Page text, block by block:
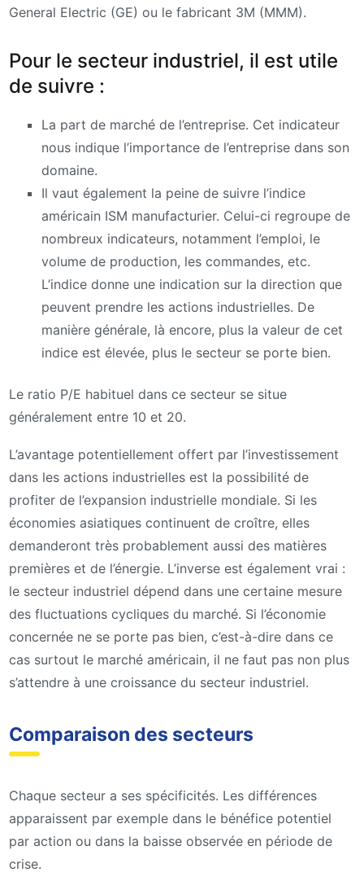
General Electric (GE) ou le fabricant 3M (MMM).
Pour le secteur industriel, il est utile
de suivre :
La part de marché de l’entreprise. Cet indicateur
nous indique l’importance de l’entreprise dans son
domaine.
Il vaut également la peine de suivre l’indice
américain ISM manufacturier. Celui-ci regroupe de
nombreux indicateurs, notamment l’emploi, le
volume de production, les commandes, etc.
L’indice donne une indication sur la direction que
peuvent prendre les actions industrielles. De
manière générale, là encore, plus la valeur de cet
indice est élevée, plus le secteur se porte bien.
Le ratio P/E habituel dans ce secteur se situe
généralement entre 10 et 20.
L’avantage potentiellement offert par l’investissement
dans les actions industrielles est la possibilité de
profiter de l’expansion industrielle mondiale. Si les
économies asiatiques continuent de croître, elles
demanderont très probablement aussi des matières
premières et de l’énergie. L’inverse est également vrai :
le secteur industriel dépend dans une certaine mesure
des fluctuations cycliques du marché. Si l’économie
concernée ne se porte pas bien, c’est-à-dire dans ce
cas surtout le marché américain, il ne faut pas non plus
s’attendre à une croissance du secteur industriel.
Comparaison des secteurs
Chaque secteur a ses spécificités. Les différences
apparaissent par exemple dans le bénéfice potentiel
par action ou dans la baisse observée en période de
crise.